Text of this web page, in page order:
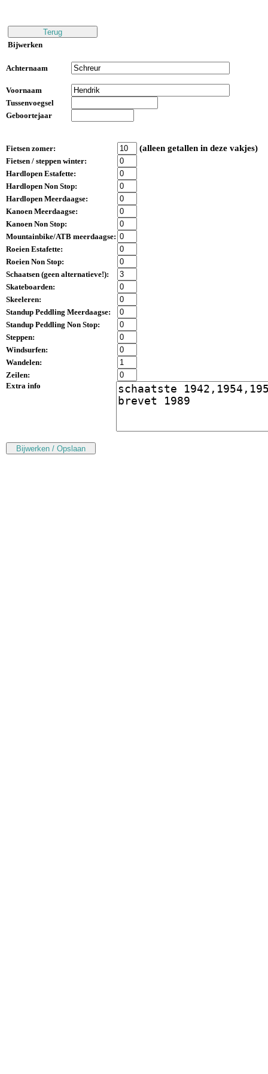
Bijwerken
Achternaam
Voornaam
Tussenvoegsel
Geboortejaar
Fietsen zomer: (alleen getallen in deze vakjes)
Fietsen / steppen winter:
Hardlopen Estafette:
Hardlopen Non Stop:
Hardlopen Meerdaagse:
Kanoen Meerdaagse:
Kanoen Non Stop:
Mountainbike/ATB meerdaagse:
Roeien Estafette:
Roeien Non Stop:
Schaatsen (geen alternatieve!):
Skateboarden:
Skeeleren:
Standup Peddling Meerdaagse:
Standup Peddling Non Stop:
Steppen:
Windsurfen:
Wandelen:
Zeilen:
Extra info